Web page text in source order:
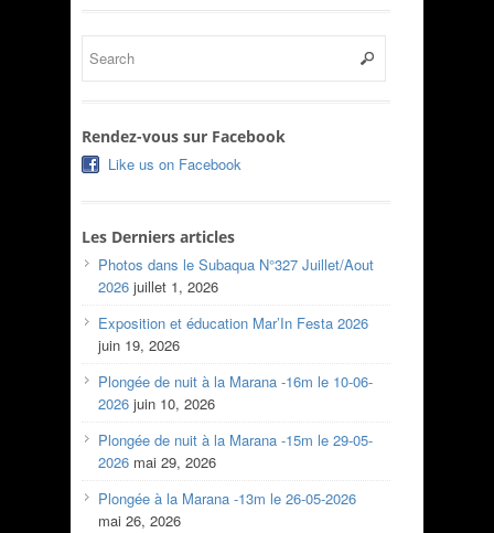
Rendez-vous sur Facebook
Like us on Facebook
Les Derniers articles
Photos dans le Subaqua N°327 Juillet/Aout
2026 juillet 1, 2026
Exposition et éducation Mar’In Festa 2026
juin 19, 2026
Plongée de nuit à la Marana -16m le 10-06-
2026 juin 10, 2026
Plongée de nuit à la Marana -15m le 29-05-
2026 mai 29, 2026
Plongée à la Marana -13m le 26-05-2026
mai 26, 2026